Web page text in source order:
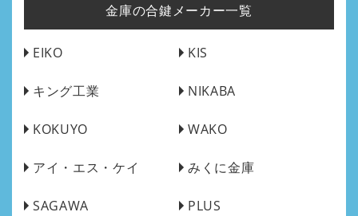
金庫の合鍵メーカー一覧
EIKO KIS
キング工業 NIKABA
KOKUYO WAKO
アイ・エス・ケイ みくに金庫
SAGAWA PLUS